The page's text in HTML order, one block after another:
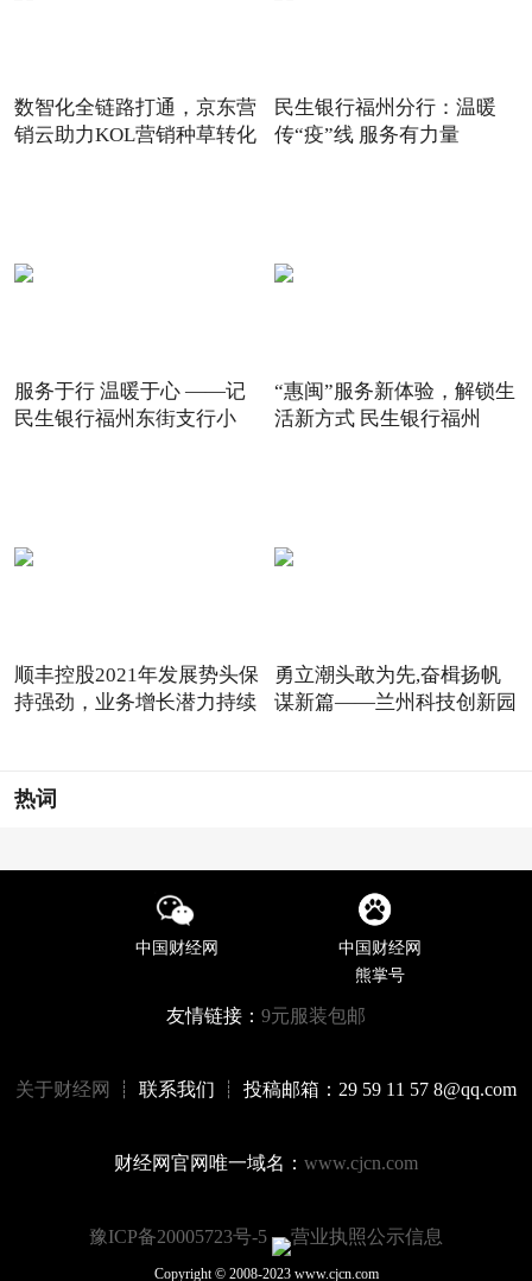
数智化全链路打通，京东营
销云助力KOL营销种草转化
民生银行福州分行：温暖
传“疫”线 服务有力量
服务于行 温暖于心 ——记
民生银行福州东街支行小
“惠闽”服务新体验，解锁生
活新方式 民生银行福州
顺丰控股2021年发展势头保
持强劲，业务增长潜力持续
勇立潮头敢为先,奋楫扬帆
谋新篇——兰州科技创新园
热词
中国财经网
中国财经网
熊掌号
友情链接： 9元服装包邮
关于财经网 ┊ 联系我们 ┊ 投稿邮箱：29 59 11 57 8@qq.com
财经网官网唯一域名： www.cjcn.com
豫ICP备20005723号-5 营业执照公示信息
Copyright © 2008-2023 www.cjcn.com